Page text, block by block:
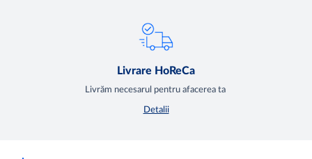
Livrare HoReCa
Livrăm necesarul pentru afacerea ta
Detalii